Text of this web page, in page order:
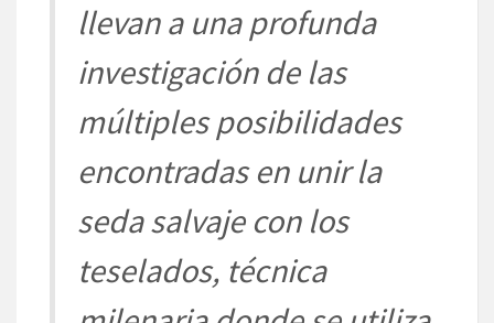
llevan a una profunda
investigaciónde las
múltiplesposibilidades
encontradas en unir la
seda salvaje con los
teselados, técnica